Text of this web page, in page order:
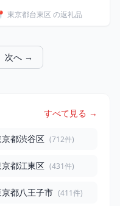
反発 メンズ レディース
東京都台東区 の返礼品
次へ →
すべて見る →
都渋谷区 (712件)
都江東区 (431件)
都八王子市 (411件)